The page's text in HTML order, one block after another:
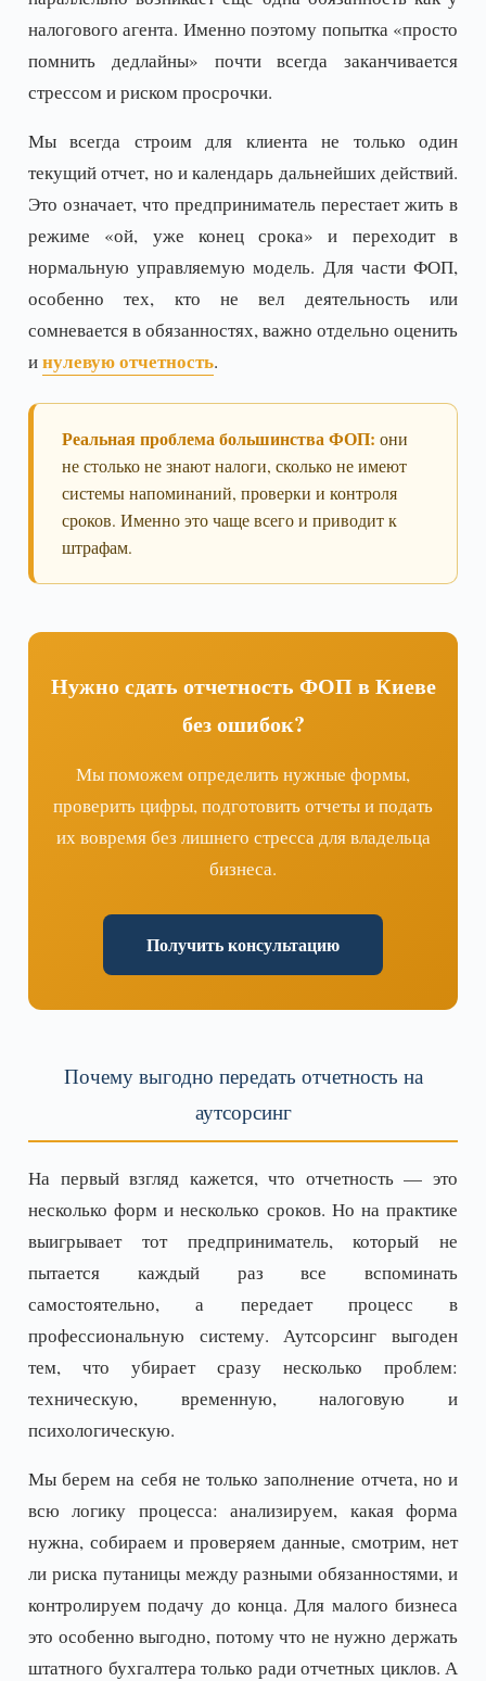
налогового агента. Именно поэтому попытка «просто
помнить дедлайны» почти всегда заканчивается
стрессом и риском просрочки.
Мы всегда строим для клиента не только один
текущий отчет, но и календарь дальнейших действий.
Это означает, что предприниматель перестает жить в
режиме «ой, уже конец срока» и переходит в
нормальную управляемую модель. Для части ФОП,
особенно тех, кто не вел деятельность или
сомневается в обязанностях, важно отдельно оценить
инулевую отчетность.
Реальная проблема большинства ФОП: они
не столько не знают налоги, сколько не имеют
системы напоминаний, проверки и контроля
сроков. Именно это чаще всего и приводит к
штрафам.
Нужно сдать отчетность ФОП в Киеве
без ошибок?
Мы поможем определить нужные формы,
проверить цифры, подготовить отчеты и подать
их вовремя без лишнего стресса для владельца
бизнеса.
Получить консультацию
Почему выгодно передать отчетность на
аутсорсинг
На первый взгляд кажется, что отчетность — это
несколько форм и несколько сроков. Но на практике
выигрывает тот предприниматель, который не
пытается каждый раз все вспоминать
самостоятельно, а передает процесс в
профессиональную систему. Аутсорсинг выгоден
тем, что убирает сразу несколько проблем:
техническую, временную, налоговую и
психологическую.
Мы берем на себя не только заполнение отчета, но и
всю логику процесса: анализируем, какая форма
нужна, собираем и проверяем данные, смотрим, нет
ли риска путаницы между разными обязанностями, и
контролируем подачу до конца. Для малого бизнеса
это особенно выгодно, потому что не нужно держать
штатного бухгалтера только ради отчетных циклов. А